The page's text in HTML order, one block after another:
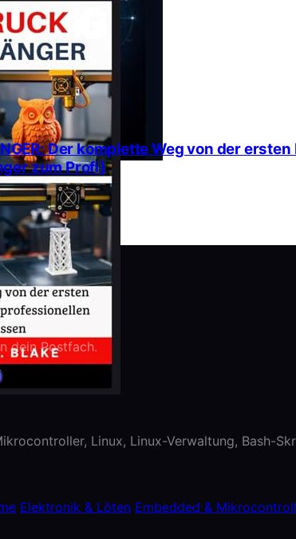
Der komplette Weg von der
zum Profi)
dein Postfach.
Linux, Linux-Verwaltung, Bash-
Elektronik & Löten Embedded &